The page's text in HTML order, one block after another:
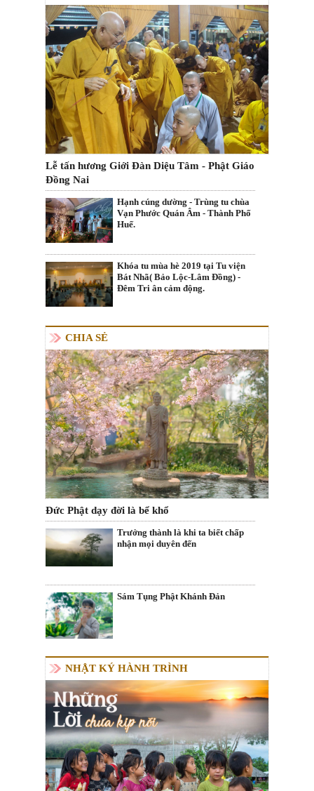
Lễ tấn hương Giới Đàn Diệu Tâm - Phật Giáo
Đồng Nai
Hạnh cúng dường - Trùng tu chùa
Vạn Phước Quán Âm - Thành Phố
Huế.
Khóa tu mùa hè 2019 tại Tu viện
Bát Nhã( Bảo Lộc-Lâm Đồng) -
Đêm Tri ân cảm động.
CHIA SẺ
Đức Phật dạy đời là bể khổ
Trưởng thành là khi ta biết chấp
nhận mọi duyên đến
Sám Tụng Phật Khánh Đản
NHẬT KÝ HÀNH TRÌNH